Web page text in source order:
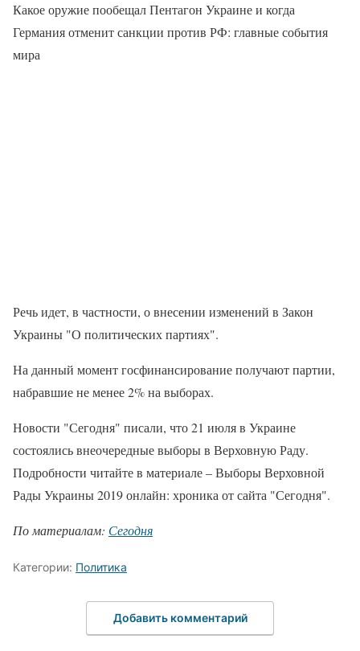
Какое оружие пообещал Пентагон Украине и когда
Германия отменит санкции против РФ: главные события
мира
Речь идет, в частности, о внесении изменений в Закон
Украины "О политических партиях".
На данный момент госфинансирование получают партии,
набравшие не менее 2% на выборах.
Новости "Сегодня" писали, что 21 июля в Украине
состоялись внеочередные выборы в Верховную Раду.
Подробности читайте в материале – Выборы Верховной
Рады Украины 2019 онлайн: хроника от сайта "Сегодня".
По материалам: Сегодня
Категории: Политика
Добавить комментарий